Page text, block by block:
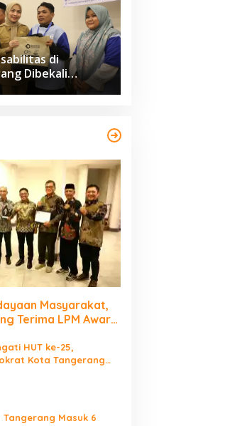
di
Dibekali
Hasil
Masyarakat,
Terima LPM Award
HUT ke-25,
Kota Tangerang
Tangerang Masuk 6